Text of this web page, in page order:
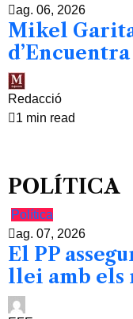
ag. 06, 2026
Mikel
d’Encuentra
Redacció
1 min read
POLÍTICA
Política
ag. 07, 2026
El PP
llei amb els